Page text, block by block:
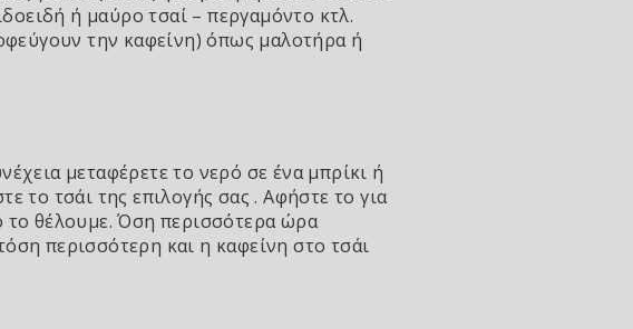
ή μαύρο τσαί – περγαμόντο κτλ.
την καφείνη) όπως μαλοτήρα ή
μεταφέρετε το νερό σε ένα μπρίκι ή
το τσάι της επιλογής σας . Αφήστε το για
το θέλουμε. Όση περισσότερα ώρα
περισσότερη και η καφείνη στο τσάι